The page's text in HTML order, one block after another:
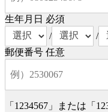
生年月日 必須
/
/
郵便番号 任意
「1234567」または「